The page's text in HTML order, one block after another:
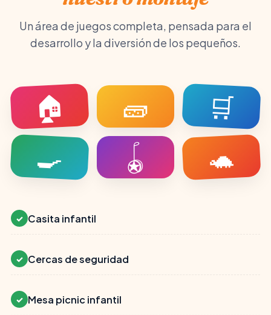
Un área de juegos completa, pensada para el
desarrollo y la diversión de los pequeños.
🏠 🧱
🛒
🍳
🪀 🐢
✓ Casita infantil
✓ Cercas de seguridad
✓ Mesa picnic infantil